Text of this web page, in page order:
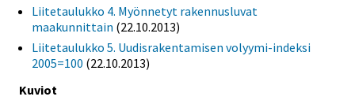
Liitetaulukko 4. Myönnetyt rakennusluvat
maakunnittain (22.10.2013)
Liitetaulukko 5. Uudisrakentamisen volyymi-indeksi
2005=100 (22.10.2013)
Kuviot